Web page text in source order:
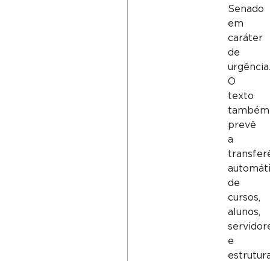
Senado
em
caráter
de
urgência.
O
texto
também
prevê
a
de
cursos,
alunos,
e